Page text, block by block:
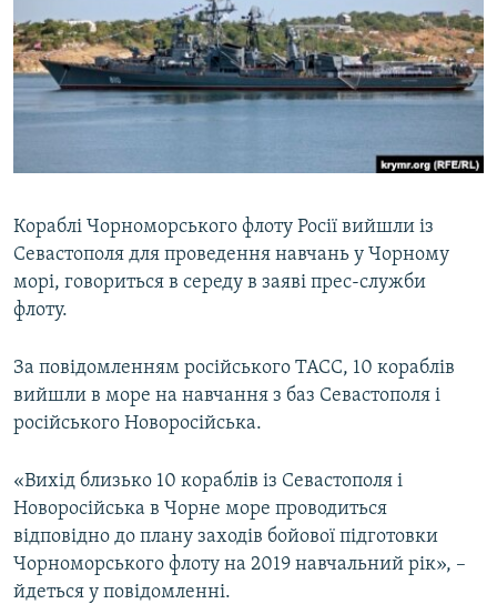
ДЕПОРТАЦІЯ
ВІДЕОУРОКИ «ELIFBE»
СВІДЧЕННЯ ОКУПАЦІЇ
ЯК ОБІЙТИ БЛОКУВАННЯ
Русский
Усі сайти RFE/RL
Кораблі Чорноморського флоту Росії вийшли із
Севастополя для проведення навчань у Чорному
морі, говориться в середу в заяві прес-служби
флоту.
За повідомленням російського ТАСС, 10 кораблів
вийшли в море на навчання з баз Севастополя і
російського Новоросійська.
«Вихід близько 10 кораблів із Севастополя і
Новоросійська в Чорне море проводиться
відповідно до плану заходів бойової підготовки
Чорноморського флоту на 2019 навчальний рік», –
йдеться у повідомленні.